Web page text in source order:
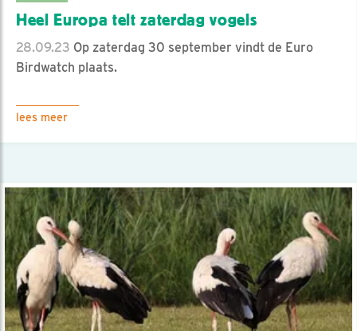
Heel Europa telt zaterdag vogels
28.09.23 Op zaterdag 30 september vindt de Euro
Birdwatch plaats.
lees meer